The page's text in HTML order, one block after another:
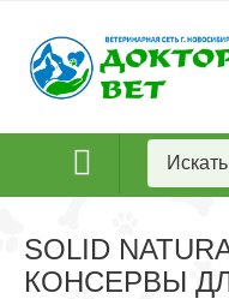
SOLID
КОНСЕРВЫ